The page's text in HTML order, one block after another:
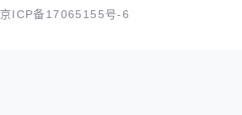
京ICP备17065155号-6